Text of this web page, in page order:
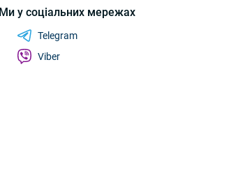
Ми у соціальних мережах
Telegram
Viber